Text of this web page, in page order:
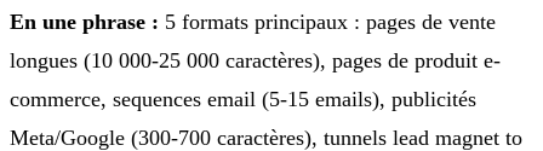
En une phrase : 5 formats principaux : pages de vente
longues (10 000-25 000 caractères), pages de produit e-
commerce, sequences email (5-15 emails), publicités
Meta/Google (300-700 caractères), tunnels lead magnet to